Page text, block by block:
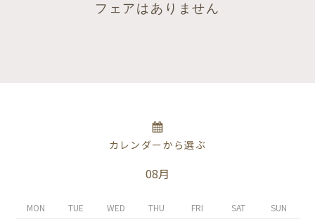
フェアはありません
カレンダーから選ぶ
08月
MON TUE WED THU FRI SAT SUN